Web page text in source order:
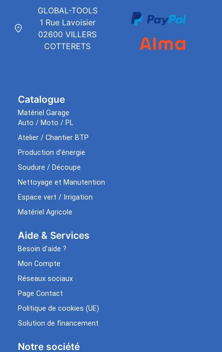
Catalogue
Matériel Garage
Auto / Moto / PL
Atelier / Chantier BTP
Production d’énergie
Soudure / Découpe
Nettoyage et Manutention
Espace vert / Irrigation
Matériel Agricole
Aide & Services​
Besoin d’aide ?
Mon Compte
Réseaux sociaux
Page Contact
Politique de cookies (UE)
Solution de financement
Notre société
GLOBAL-TOOLS
1 Rue Lavoisier
02600 VILLERS
COTTERETS